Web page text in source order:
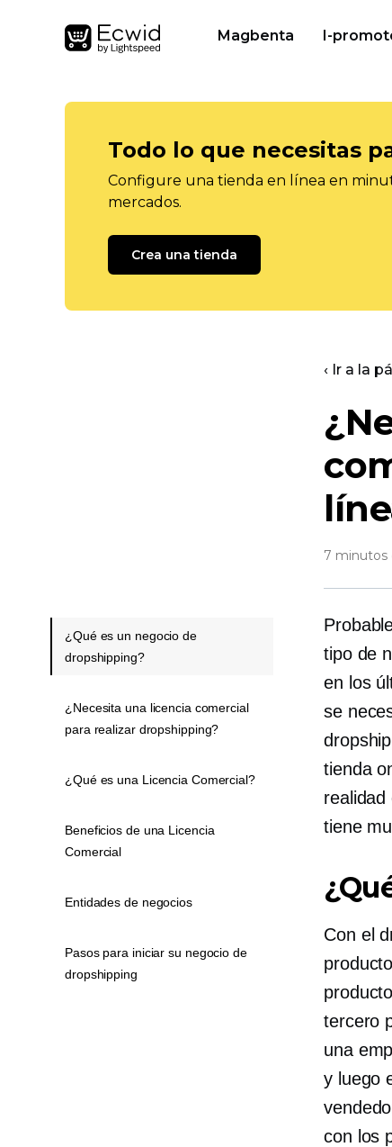
Magbenta I-
Todo lo que necesitas
Configure una tienda en línea en
mercados.
Crea una tienda
‹ Ir a la
7 minutos
tipo de
en los
se
tienda
tiene
Con el
tercero
una
y luego
con los
¿Qué es un negocio de
dropshipping?
¿Necesita una licencia comercial
para realizar dropshipping?
¿Qué es una Licencia Comercial?
Beneficios de una Licencia
Comercial
Entidades de negocios
Pasos para iniciar su negocio de
dropshipping